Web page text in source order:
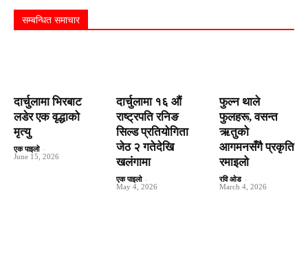
सम्बन्धित समाचार
दार्चुलामा भिरबाट
लडेर एक वृद्धाको
मृत्यु
एक पाइलो -
June 15, 2026
दार्चुलामा १६ औं
राष्ट्रपति रनिङ
सिल्ड प्रतियोगिता
जेठ २ गतेदेखि
खलंगामा
एक पाइलो -
May 4, 2026
फुल्न थाले
फुलहरू, वसन्त
ऋतुको
आगमनसँगै प्रकृति
रमाइलो
रवि ओड -
March 4, 2026